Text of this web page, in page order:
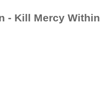
- Kill Mercy Within